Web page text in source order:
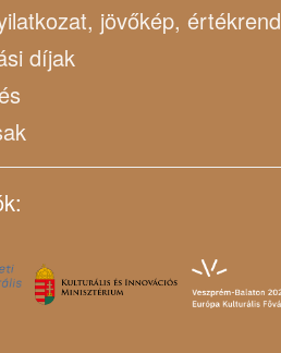
jövőkép, értékrend
díjak